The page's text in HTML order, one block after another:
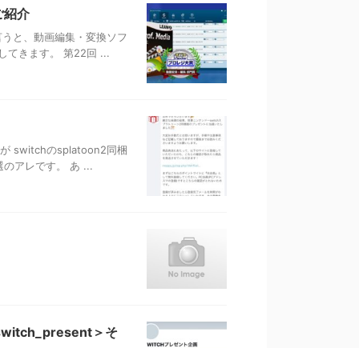
紹介
と、動画編集・変換ソフ
きます。 第22回 ...
が switchのsplatoon2同梱
アレです。 あ ...
＞そ